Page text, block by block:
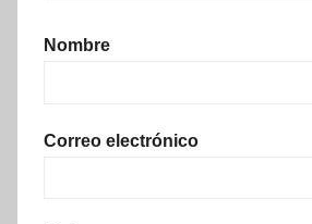
Nombre
Correo electrónico